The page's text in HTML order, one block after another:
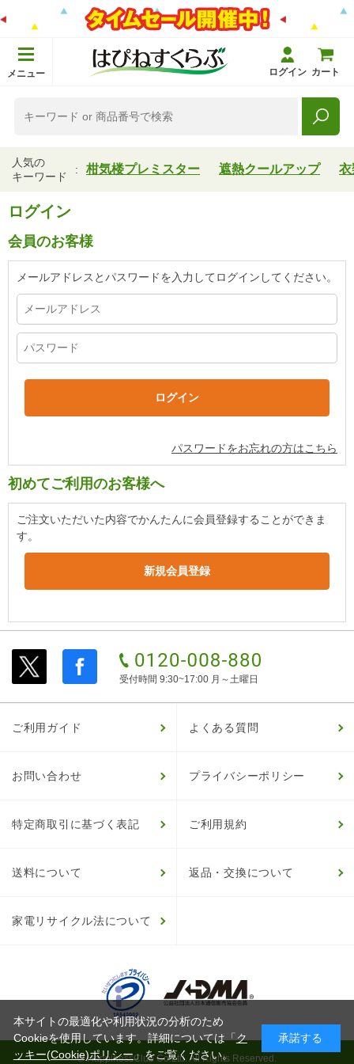
メニュー ログイン カート
人気の
キーワード
柑気楼プレミスター 遮熱クールアップ 衣
ログイン
会員のお客様
メールアドレスとパスワードを入力してログインしてください。
パスワードをお忘れの方はこちら
初めてご利用のお客様へ
ご注文いただいた内容でかんたんに会員登録することができま
す。
受付時間 9:30~17:00 月～土曜日
ご利用ガイド よくある質問
お問い合わせ プライバシーポリシー
特定商取引に基づく表記 ご利用規約
送料について 返品・交換について
家電リサイクル法について
© HappinessClub Co.Ltd. All Rights Reserved.
本サイトの最適化や利用状況の分析のため
Cookieを使用しています。詳細については「ク
ッキー(Cookie)ポリシー」をご覧ください。
承諾する